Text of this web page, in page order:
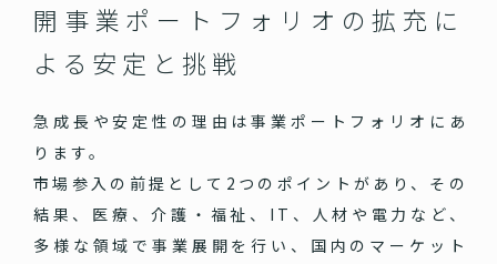
開 事業ポートフォリオの拡充に
よる安定と挑戦
急成長や安定性の理由は事業ポートフォリオにあ
ります。
市場参入の前提として2つのポイントがあり、その
結果、医療、介護・福祉、IT、人材や電力など、
多様な領域で事業展開を行い、国内のマーケット